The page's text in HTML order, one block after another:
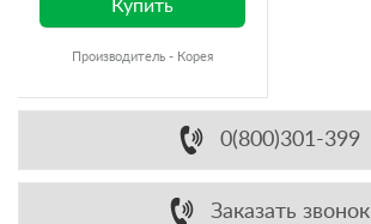
Купить
Производитель - Корея
0(800)301-399
Заказать звонок